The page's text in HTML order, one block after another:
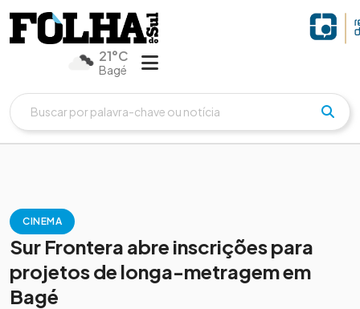
21°C
Bagé
CINEMA
Sur Frontera abre inscrições para
projetos de longa-metragem em
Bagé